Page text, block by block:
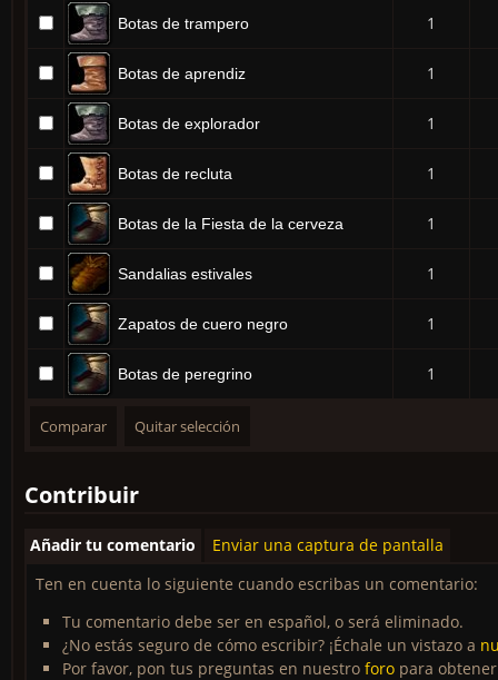
Botas de trampero 1
Botas de aprendiz 1
Botas de explorador 1
Botas de recluta 1
Botas de la Fiesta de la cerveza 1
Sandalias estivales 1
Zapatos de cuero negro 1
Botas de peregrino 1
Contribuir
Añadir tu comentario
Enviar una captura de pantalla
Ten en cuenta lo siguiente cuando escribas un comentario:
Tu comentario debe ser en español, o será eliminado.
¿No estás seguro de cómo escribir? ¡Échale un vistazo a
Por favor, pon tus preguntas en nuestro foro para